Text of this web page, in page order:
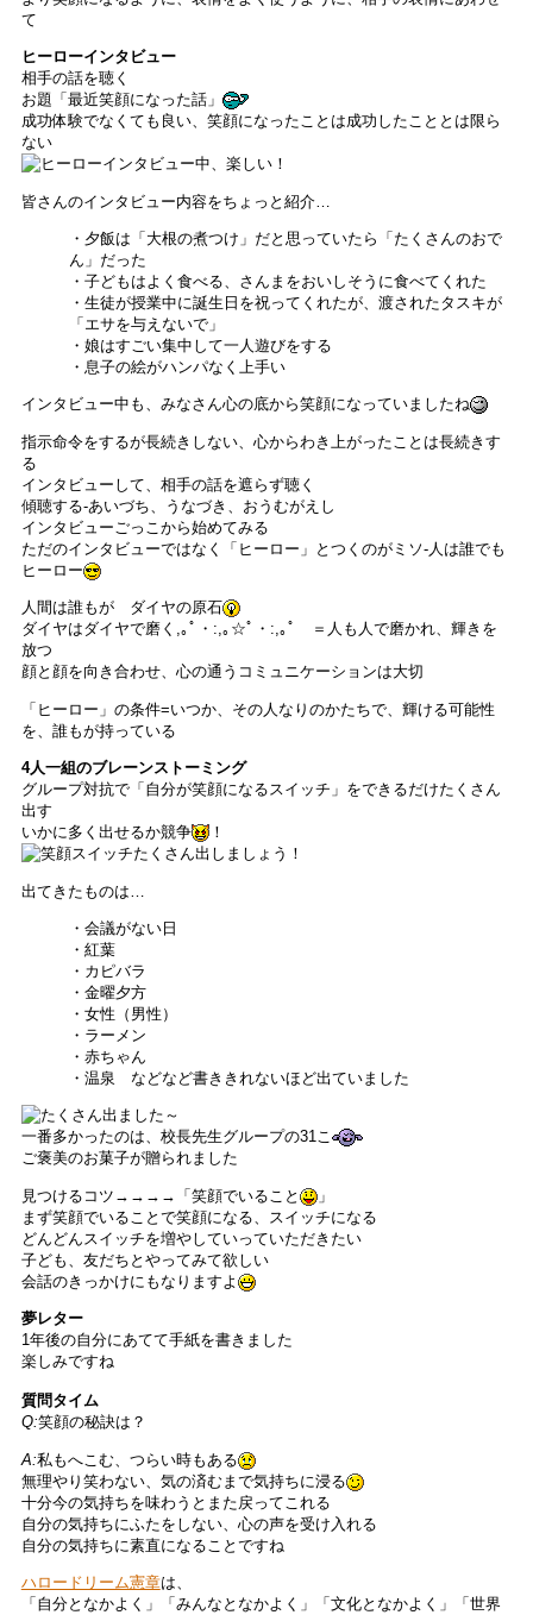
て
ヒーローインタビュー
相手の話を聴く
お題「最近笑顔になった話」
成功体験でなくても良い、笑顔になったことは成功したこととは限ら
ない
皆さんのインタビュー内容をちょっと紹介…
・夕飯は「大根の煮つけ」だと思っていたら「たくさんのおで
ん」だった
・子どもはよく食べる、さんまをおいしそうに食べてくれた
・生徒が授業中に誕生日を祝ってくれたが、渡されたタスキが
「エサを与えないで」
・娘はすごい集中して一人遊びをする
・息子の絵がハンパなく上手い
インタビュー中も、みなさん心の底から笑顔になっていましたね
指示命令をするが長続きしない、心からわき上がったことは長続きす
る
インタビューして、相手の話を遮らず聴く
傾聴する-あいづち、うなづき、おうむがえし
インタビューごっこから始めてみる
ただのインタビューではなく「ヒーロー」とつくのがミソ-人は誰でも
ヒーロー
人間は誰もが ダイヤの原石
ダイヤはダイヤで磨く,｡ﾟ・:,｡☆ﾟ・:,｡ﾟ ＝人も人で磨かれ、輝きを
放つ
顔と顔を向き合わせ、心の通うコミュニケーションは大切
「ヒーロー」の条件=いつか、その人なりのかたちで、輝ける可能性
を、誰もが持っている
4人一組のブレーンストーミング
グループ対抗で「自分が笑顔になるスイッチ」をできるだけたくさん
出す
いかに多く出せるか競争
！
出てきたものは…
・会議がない日
・紅葉
・カピバラ
・金曜夕方
・女性（男性）
・ラーメン
・赤ちゃん
・温泉 などなど書ききれないほど出ていました
一番多かったのは、校長先生グループの31こ
ご褒美のお菓子が贈られました
見つけるコツ→→→→「笑顔でいること
」
まず笑顔でいることで笑顔になる、スイッチになる
どんどんスイッチを増やしていっていただきたい
子ども、友だちとやってみて欲しい
会話のきっかけにもなりますよ
夢レター
1年後の自分にあてて手紙を書きました
楽しみですね
質問タイム
Q:笑顔の秘訣は？
A:私もへこむ、つらい時もある
無理やり笑わない、気の済むまで気持ちに浸る
十分今の気持ちを味わうとまた戻ってこれる
自分の気持ちにふたをしない、心の声を受け入れる
自分の気持ちに素直になることですね
ハロードリーム憲章は、
「自分となかよく」「みんなとなかよく」「文化となかよく」「世界